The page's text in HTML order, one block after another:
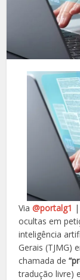
Via@portalg1
ocultas em
inteligência
Gerais (TJMG)
chamada de
tradução livre)